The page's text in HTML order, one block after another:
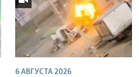
6 АВГУСТА 2026